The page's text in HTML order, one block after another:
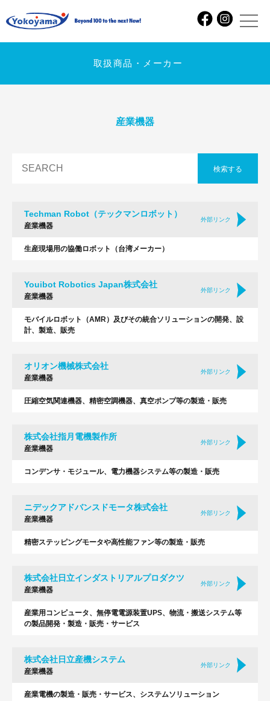
取扱商品・メーカー
産業機器
検索する
Techman Robot（テックマンロボット）
産業機器
外部リンク
生産現場用の協働ロボット（台湾メーカー）
Youibot Robotics Japan株式会社
産業機器
外部リンク
モバイルロボット（AMR）及びその統合ソリューションの開発、設
計、製造、販売
オリオン機械株式会社
産業機器
外部リンク
圧縮空気関連機器、精密空調機器、真空ポンプ等の製造・販売
株式会社指月電機製作所
産業機器
外部リンク
コンデンサ・モジュール、電力機器システム等の製造・販売
ニデックアドバンスドモータ株式会社
産業機器
外部リンク
精密ステッピングモータや高性能ファン等の製造・販売
株式会社日立インダストリアルプロダクツ
産業機器
外部リンク
産業用コンピュータ、無停電電源装置UPS、物流・搬送システム等
の製品開発・製造・販売・サービス
株式会社日立産機システム
産業機器
外部リンク
産業電機の製造・販売・サービス、システムソリューション